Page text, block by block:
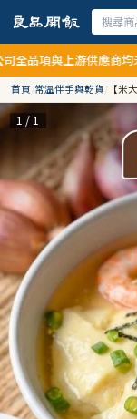
應商均未採用問題油
首頁/常溫伴手與乾貨/ 【米
1 / 1